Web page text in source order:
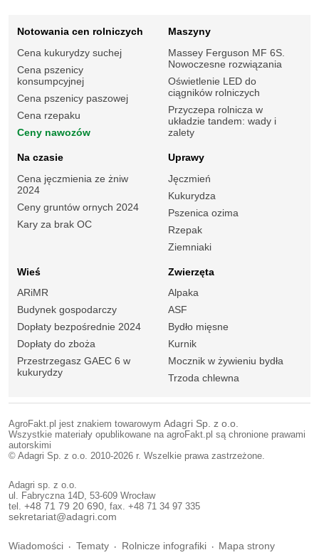
Notowania cen rolniczych
Cena kukurydzy suchej
Cena pszenicy
konsumpcyjnej
Cena pszenicy paszowej
Cena rzepaku
Ceny nawozów
Maszyny
Massey Ferguson MF 6S.
Nowoczesne rozwiązania
Oświetlenie LED do
ciągników rolniczych
Przyczepa rolnicza w
układzie tandem: wady i
zalety
Na czasie
Cena jęczmienia ze żniw
2024
Ceny gruntów ornych 2024
Kary za brak OC
Uprawy
Jęczmień
Kukurydza
Pszenica ozima
Rzepak
Ziemniaki
Wieś
ARiMR
Budynek gospodarczy
Dopłaty bezpośrednie 2024
Dopłaty do zboża
Przestrzegasz GAEC 6 w
kukurydzy
Zwierzęta
Alpaka
ASF
Bydło mięsne
Kurnik
Mocznik w żywieniu bydła
Trzoda chlewna
AgroFakt.pl jest znakiem towarowym Adagri Sp. z o.o.
Wszystkie materiały opublikowane na agroFakt.pl są chronione prawami
autorskimi
© Adagri Sp. z o.o. 2010-2026 r. Wszelkie prawa zastrzeżone.
Adagri sp. z o.o.
ul. Fabryczna 14D, 53-609 Wrocław
tel. +48 71 79 20 690 , fax. +48 71 34 97 335
sekretariat@adagri.com
Wiadomości Tematy Rolnicze infografiki Mapa strony